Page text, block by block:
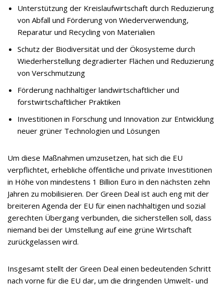
Unterstützung der Kreislaufwirtschaft durch Reduzierung
von Abfall und Förderung von Wiederverwendung,
Reparatur und Recycling von Materialien
Schutz der Biodiversität und der Ökosysteme durch
Wiederherstellung degradierter Flächen und Reduzierung
von Verschmutzung
Förderung nachhaltiger landwirtschaftlicher und
forstwirtschaftlicher Praktiken
Investitionen in Forschung und Innovation zur Entwicklung
neuer grüner Technologien und Lösungen
Um diese Maßnahmen umzusetzen, hat sich die EU
verpflichtet, erhebliche öffentliche und private Investitionen
in Höhe von mindestens 1 Billion Euro in den nächsten zehn
Jahren zu mobilisieren. Der Green Deal ist auch eng mit der
breiteren Agenda der EU für einen nachhaltigen und sozial
gerechten Übergang verbunden, die sicherstellen soll, dass
niemand bei der Umstellung auf eine grüne Wirtschaft
zurückgelassen wird.
Insgesamt stellt der Green Deal einen bedeutenden Schritt
nach vorne für die EU dar, um die dringenden Umwelt- und